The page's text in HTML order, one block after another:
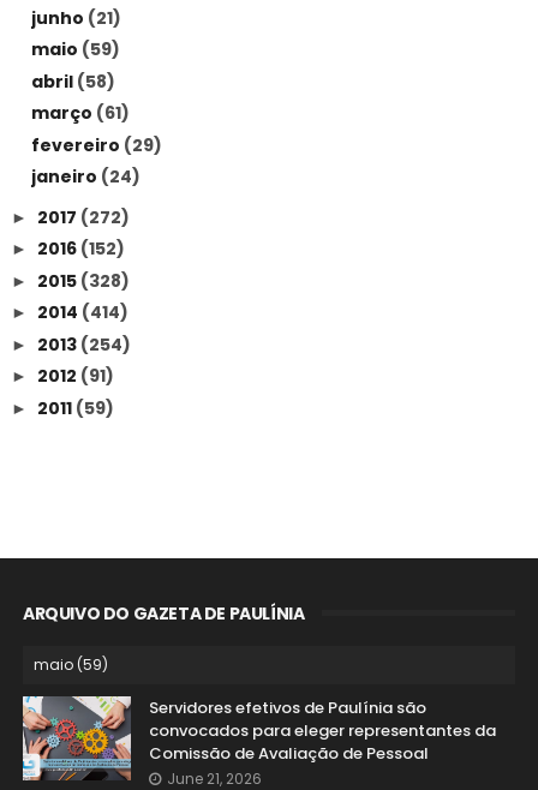
junho (21)
maio (59)
abril (58)
março (61)
fevereiro (29)
janeiro (24)
► 2017 (272)
► 2016 (152)
► 2015 (328)
► 2014 (414)
► 2013 (254)
► 2012 (91)
► 2011 (59)
ARQUIVO DO GAZETA DE PAULÍNIA
Servidores efetivos de Paulínia são
convocados para eleger representantes da
Comissão de Avaliação de Pessoal
June 21, 2026